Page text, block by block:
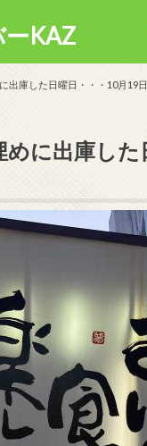
KAZ
出庫した日曜日・・・10月19
に出庫し